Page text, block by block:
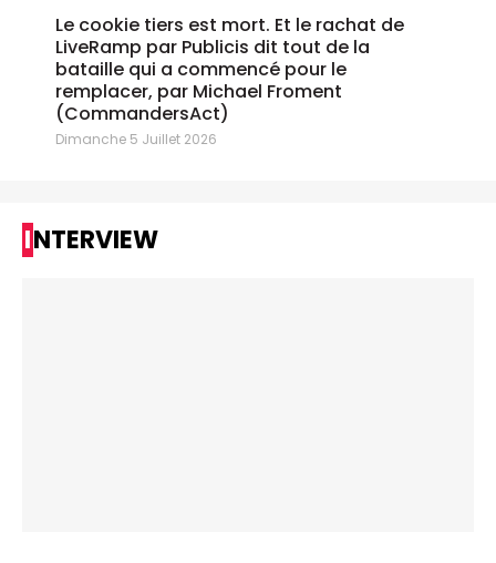
Le cookie tiers est mort. Et le rachat de
LiveRamp par Publicis dit tout de la
bataille qui a commencé pour le
remplacer, par Michael Froment
(CommandersAct)
Dimanche 5 Juillet 2026
INTERVIEW